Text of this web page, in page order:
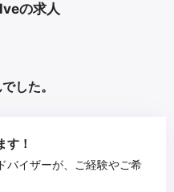
の求人
した。
す！
バイザーが、ご経験やご希